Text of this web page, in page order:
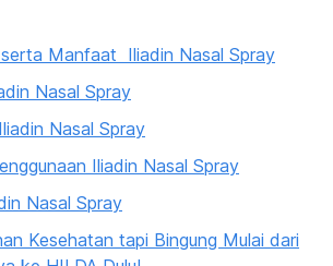
Manfaat Iliadin Nasal Spray
Nasal Spray
Nasal Spray
Iliadin Nasal Spray
Nasal Spray
Kesehatan tapi Bingung Mulai dari